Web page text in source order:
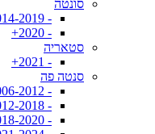
סונטה
- 2014-2019
- 2020+
סטאריה
- 2021+
סנטה פה
- 2006-2012
- 2012-2018
- 2018-2020